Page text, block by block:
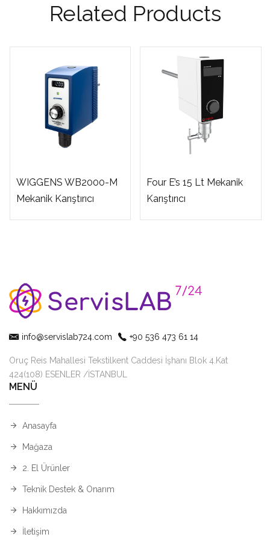
Related Products
WIGGENS WB2000-M
Mekanik Karıştırıcı
Four E’s 15 Lt Mekanik
Karıştırıcı
info@servislab724.com +90 536 473 61 14
Oruç Reis Mahallesi Tekstilkent Caddesi İşhanı Blok 4.Kat
424(108) ESENLER /İSTANBUL
MENÜ
Anasayfa
Mağaza
2. El Ürünler
Teknik Destek & Onarım
Hakkımızda
İletişim